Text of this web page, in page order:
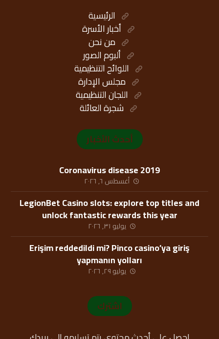
الرئيسية
أخبار الأسرة
من نحن
ألبوم الصور
اللوائح التنظيمية
مجلس الإدارة
اللجان التنظيمية
شجرة العائلة
أحدث الأخبار
Coronavirus disease 2019
أغسطس ٦, ٢٠٢٦
LegionBet Casino slots: explore top titles and
unlock fantastic rewards this year
يوليو ٣١, ٢٠٢٦
Erişim reddedildi mi? Pinco casino’ya giriş
yapmanın yolları
يوليو ٢٩, ٢٠٢٦
اشترك